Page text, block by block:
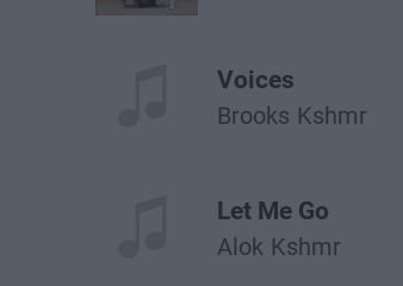
Voices
Brooks Kshmr
Let Me Go
Alok Kshmr